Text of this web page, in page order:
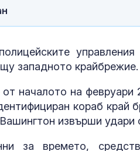
западното крайбрежие.
началото на февруари
кораб край
извърши удари
за времето,